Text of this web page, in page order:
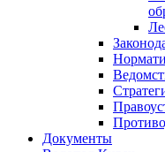
Документы